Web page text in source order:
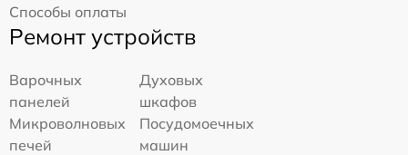
Способы оплаты
Ремонт устройств
Варочных
панелей
Духовых
шкафов
Микроволновых
печей
Посудомоечных
машин